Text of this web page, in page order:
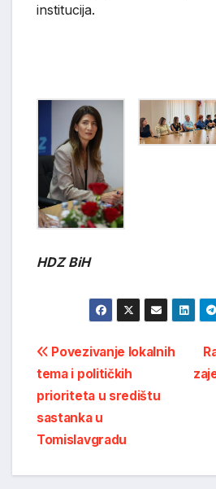
institucija.
HDZ BiH
Post
navigation
Povezivanje lokalnih
tema i političkih
prioriteta u središtu
sastanka u
Tomislavgradu